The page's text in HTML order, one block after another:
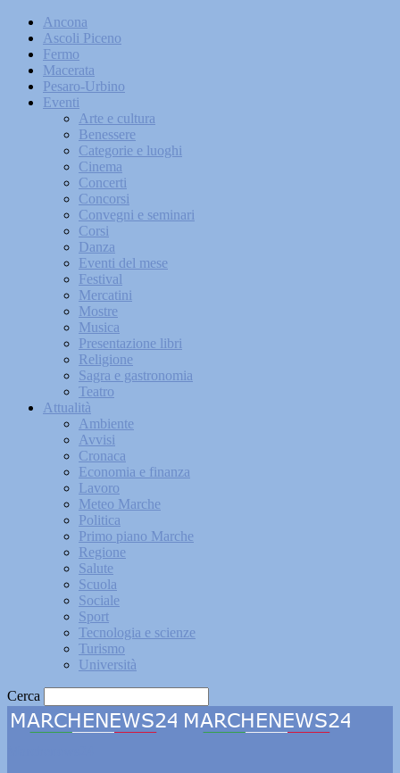
Ancona
Ascoli Piceno
Fermo
Macerata
Pesaro-Urbino
Eventi
Arte e cultura
Benessere
Categorie e luoghi
Cinema
Concerti
Concorsi
Convegni e seminari
Corsi
Danza
Eventi del mese
Festival
Mercatini
Mostre
Musica
Presentazione libri
Religione
Sagra e gastronomia
Teatro
Attualità
Ambiente
Avvisi
Cronaca
Economia e finanza
Lavoro
Meteo Marche
Politica
Primo piano Marche
Regione
Salute
Scuola
Sociale
Sport
Tecnologia e scienze
Turismo
Università
Cerca